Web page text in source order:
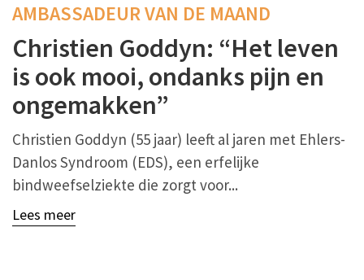
AMBASSADEUR VAN DE MAAND
Christien Goddyn: “Het leven
is ook mooi, ondanks pijn en
ongemakken”
Christien Goddyn (55 jaar) leeft al jaren met Ehlers-
Danlos Syndroom (EDS), een erfelijke
bindweefselziekte die zorgt voor...
Lees meer